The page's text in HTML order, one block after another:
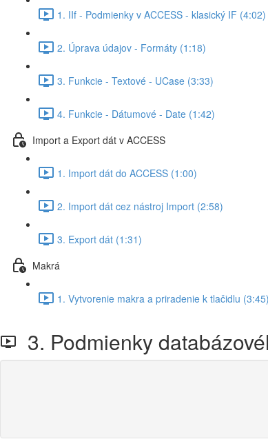
1. IIf - Podmienky v ACCESS - klasický IF (4:02)
2. Úprava údajov - Formáty (1:18)
3. Funkcie - Textové - UCase (3:33)
4. Funkcie - Dátumové - Date (1:42)
Import a Export dát v ACCESS
1. Import dát do ACCESS (1:00)
2. Import dát cez nástroj Import (2:58)
3. Export dát (1:31)
Makrá
1. Vytvorenie makra a priradenie k tlačidlu (3:45)
3. Podmienky